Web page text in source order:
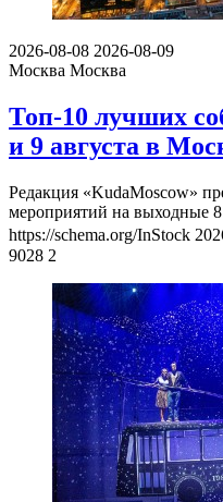
2026-08-08 2026-08-09
Москва Москва
Топ-10 лучших
и 9 августа в
Редакция «KudaMoscow»
мероприятий на выходные 8
https://schema.org/InStock
9028 2